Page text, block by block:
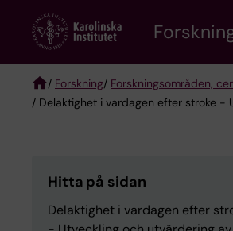
content
Breadcrumb
/ Forskning/ Forskningsområden,
/ Delaktighet i vardagen efter stroke -
Hitta på sidan
Delaktighet i vardagen efter